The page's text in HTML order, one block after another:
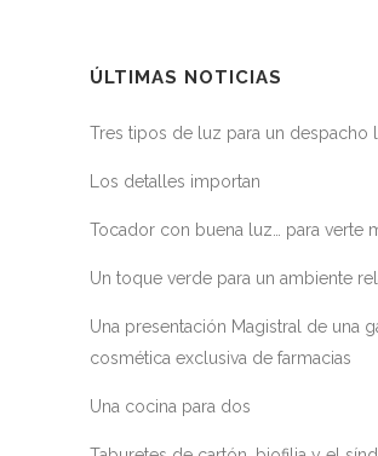
ÚLTIMAS NOTICIAS
Tres tipos de luz para un despacho
Los detalles importan
Tocador con buena luz… para verte
Un toque verde para un ambiente
Una presentación Magistral de una
cosmética exclusiva de farmacias
Una cocina para dos